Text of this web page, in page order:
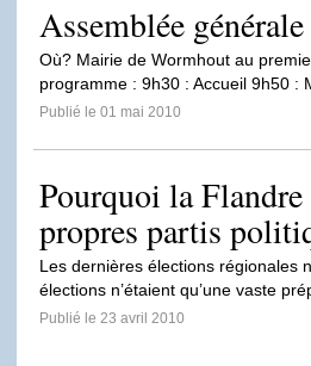
Assemblée
Où? Mairie de Wormhout au
programme : 9h30 : Accueil 9h50 :
Publié le 01 mai 2010
Pourquoi la Flandre
propres partis
Les dernières élections régionales
élections n’étaient qu’une vaste
Publié le 23 avril 2010